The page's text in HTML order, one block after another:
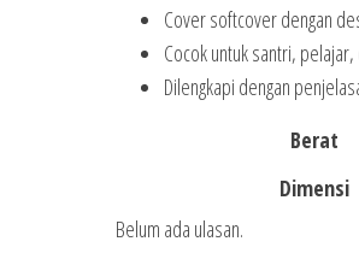
Cover softcover dengan
Cocok untuk santri,
Dilengkapi dengan
Berat
Dimensi
Belum ada ulasan.